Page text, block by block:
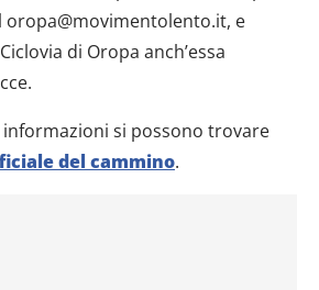
oropa@movimentolento.it, e
di Oropa anch’essa
si possono trovare
del cammino.